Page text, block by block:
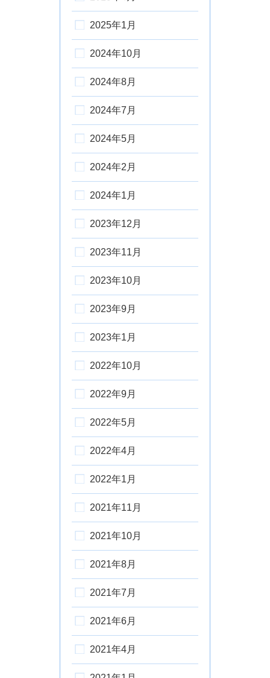
2025年1月
2024年10月
2024年8月
2024年7月
2024年5月
2024年2月
2024年1月
2023年12月
2023年11月
2023年10月
2023年9月
2023年1月
2022年10月
2022年9月
2022年5月
2022年4月
2022年1月
2021年11月
2021年10月
2021年8月
2021年7月
2021年6月
2021年4月